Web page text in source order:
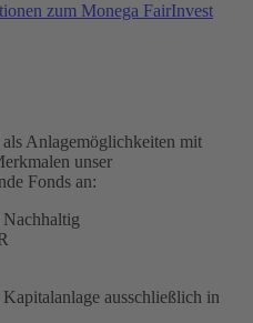
zum Monega FairInvest
Anlagemöglichkeiten mit
unser
Fonds an:
ausschließlich in